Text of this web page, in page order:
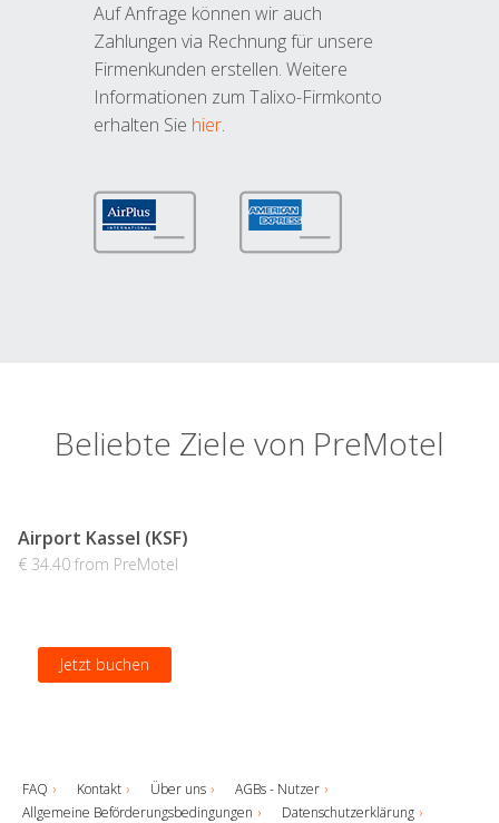
Auf Anfrage können wir auch
Zahlungen via Rechnung für unsere
Firmenkunden erstellen. Weitere
Informationen zum Talixo-Firmkonto
erhalten Sie hier.
Beliebte Ziele von PreMotel
Airport Kassel (KSF)
€ 34.40 from PreMotel
Jetzt buchen
FAQ Kontakt Über uns
AGBs - Nutzer
Allgemeine Beförderungsbedingungen
Datenschutzerklärung